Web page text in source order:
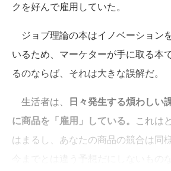
クを好んで雇用していた。
ジョブ理論の本はイノベーション
いるため、マーケターが手に取る本
るのならば、それは大きな誤解だ。
生活者は、 日々発生する煩わしい
に商品を「雇用」している。 これは
はまるし、あなたの商品の競合は同